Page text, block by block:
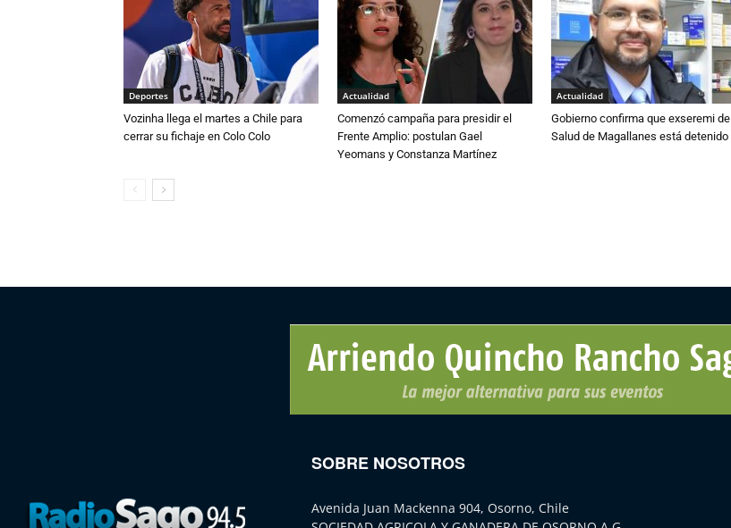
Deportes
Vozinha llega el martes a Chile para
cerrar su fichaje en Colo Colo
Actualidad
Comenzó campaña para presidir el
Frente Amplio: postulan Gael
Yeomans y Constanza Martínez
Actualidad
Gobierno confirma que exseremi de
Salud de Magallanes está detenido
SOBRE NOSOTROS
Avenida Juan Mackenna 904, Osorno, Chile